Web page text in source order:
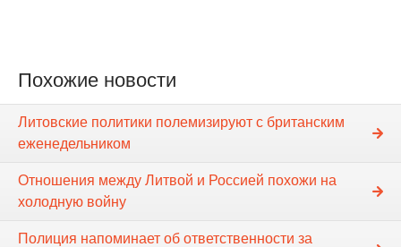
Похожие новости
Литовские политики полемизируют с британским
еженедельником
Отношения между Литвой и Россией похожи на
холодную войну
Полиция напоминает об ответственности за